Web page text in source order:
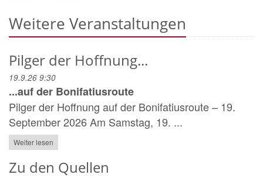
Weitere Veranstaltungen
Pilger der Hoffnung...
19.9.26 9:30
...auf der Bonifatiusroute
Pilger der Hoffnung auf der Bonifatiusroute – 19.
September 2026 Am Samstag, 19. ...
Weiter lesen
Zu den Quellen